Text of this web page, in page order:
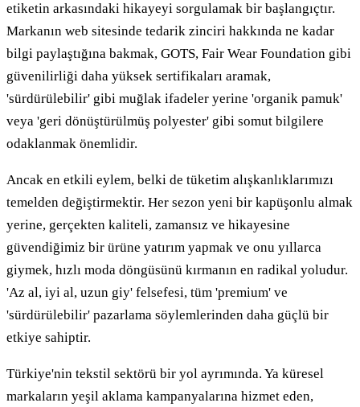
etiketin arkasındaki hikayeyi sorgulamak bir başlangıçtır.
Markanın web sitesinde tedarik zinciri hakkında ne kadar
bilgi paylaştığına bakmak, GOTS, Fair Wear Foundation gibi
güvenilirliği daha yüksek sertifikaları aramak,
'sürdürülebilir' gibi muğlak ifadeler yerine 'organik pamuk'
veya 'geri dönüştürülmüş polyester' gibi somut bilgilere
odaklanmak önemlidir.
Ancak en etkili eylem, belki de tüketim alışkanlıklarımızı
temelden değiştirmektir. Her sezon yeni bir kapüşonlu almak
yerine, gerçekten kaliteli, zamansız ve hikayesine
güvendiğimiz bir ürüne yatırım yapmak ve onu yıllarca
giymek, hızlı moda döngüsünü kırmanın en radikal yoludur.
'Az al, iyi al, uzun giy' felsefesi, tüm 'premium' ve
'sürdürülebilir' pazarlama söylemlerinden daha güçlü bir
etkiye sahiptir.
Türkiye'nin tekstil sektörü bir yol ayrımında. Ya küresel
markaların yeşil aklama kampanyalarına hizmet eden,